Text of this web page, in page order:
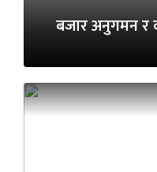
बजार अनुगमन र